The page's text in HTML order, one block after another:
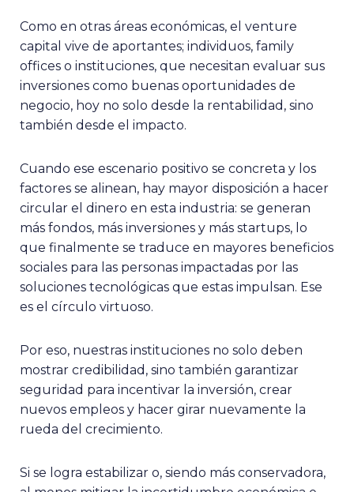
Como en otras áreas económicas, el venture
capital vive de aportantes; individuos, family
offices o instituciones, que necesitan evaluar sus
inversiones como buenas oportunidades de
negocio, hoy no solo desde la rentabilidad, sino
también desde el impacto.
Cuando ese escenario positivo se concreta y los
factores se alinean, hay mayor disposición a hacer
circular el dinero en esta industria: se generan
más fondos, más inversiones y más startups, lo
que finalmente se traduce en mayores beneficios
sociales para las personas impactadas por las
soluciones tecnológicas que estas impulsan. Ese
es el círculo virtuoso.
Por eso, nuestras instituciones no solo deben
mostrar credibilidad, sino también garantizar
seguridad para incentivar la inversión, crear
nuevos empleos y hacer girar nuevamente la
rueda del crecimiento.
Si se logra estabilizar o, siendo más conservadora,